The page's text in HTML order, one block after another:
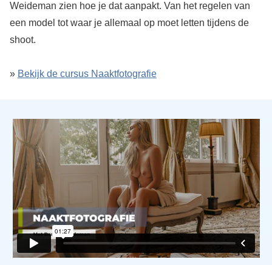
Weideman zien hoe je dat aanpakt. Van het regelen van
een model tot waar je allemaal op moet letten tijdens de
shoot.
» Bekijk de cursus Naaktfotografie